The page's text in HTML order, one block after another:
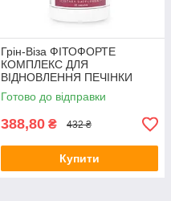
Грін-Віза ФІТОФОРТЕ
КОМПЛЕКС ДЛЯ
ВІДНОВЛЕННЯ ПЕЧІНКИ
90капс
Готово до відправки
388,80 ₴ 432 ₴
Купити